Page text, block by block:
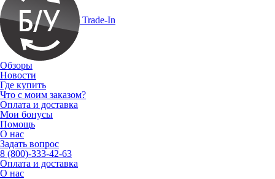
Trade-In
Обзоры
Новости
Где купить
Что с моим заказом?
Оплата и доставка
Мои бонусы
Помощь
О нас
Задать вопрос
8 (800)-333-42-63
Оплата и доставка
О нас